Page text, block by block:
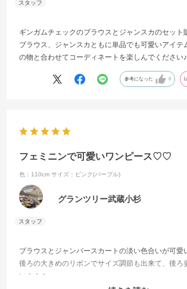
ギンガムチェックのブラウスとジャンスカのセット
ブラウス、ジャンスカともに単品でも可愛いアイテ
の物と合わせてコーディネートを楽しんでください
参考になった 0
フェミニンで可愛いワンピース♡♡
色：110cm サイズ：ピンク(パープル)
グランツリー武蔵小杉
ブラウスとジャンパースカートの淡い色合いが可
後ろの大きめのリボンでサイズ調節も出来て、後ろ
い！！！